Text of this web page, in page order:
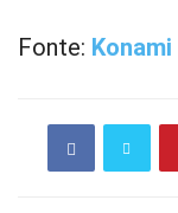
Fonte: Konami